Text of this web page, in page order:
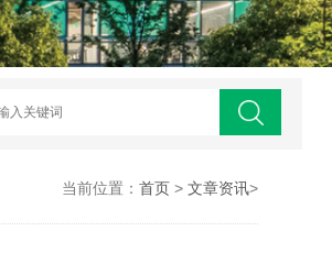
当前位置： 首页> 文章资讯>